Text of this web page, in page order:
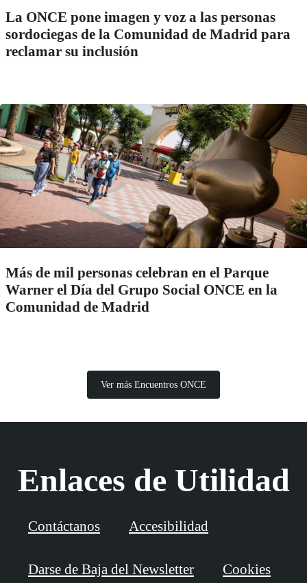
La ONCE pone imagen y voz a las personas
sordociegas de la Comunidad de Madrid para
reclamar su inclusión
Más de mil personas celebran en el Parque
Warner el Día del Grupo Social ONCE en la
Comunidad de Madrid
Ver más Encuentros ONCE
Enlaces de Utilidad
Contáctanos Accesibilidad
Darse de Baja del Newsletter Cookies